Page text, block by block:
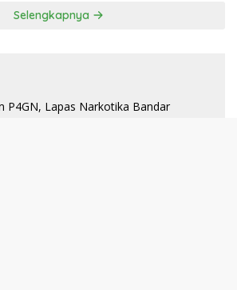
Selengkapnya